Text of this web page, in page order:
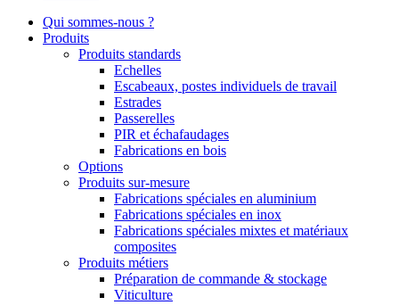
Qui sommes-nous ?
Produits
Produits standards
Echelles
Escabeaux, postes individuels de travail
Estrades
Passerelles
PIR et échafaudages
Fabrications en bois
Options
Produits sur-mesure
Fabrications spéciales en aluminium
Fabrications spéciales en inox
Fabrications spéciales mixtes et matériaux
composites
Produits métiers
Préparation de commande & stockage
Viticulture